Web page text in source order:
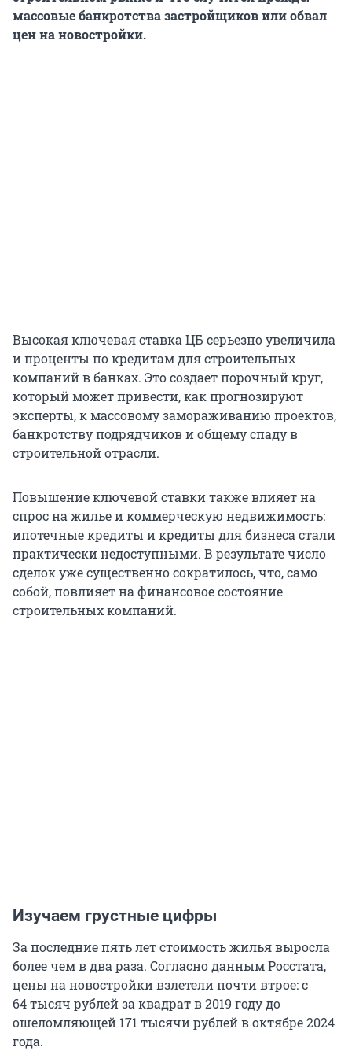
массовые банкротства застройщиков или обвал
цен на новостройки.
Высокая ключевая ставка ЦБ серьезно увеличила
и проценты по кредитам для строительных
компаний в банках. Это создает порочный круг,
который может привести, как прогнозируют
эксперты, к массовому замораживанию проектов,
банкротству подрядчиков и общему спаду в
строительной отрасли.
Повышение ключевой ставки также влияет на
спрос на жилье и коммерческую недвижимость:
ипотечные кредиты и кредиты для бизнеса стали
практически недоступными. В результате число
сделок уже существенно сократилось, что, само
собой, повлияет на финансовое состояние
строительных компаний.
Изучаем грустные цифры
За последние пять лет стоимость жилья выросла
более чем в два раза. Согласно данным Росстата,
цены на новостройки взлетели почти втрое: с
64 тысяч рублей за квадрат в 2019 году до
ошеломляющей 171 тысячи рублей в октябре 2024
года.